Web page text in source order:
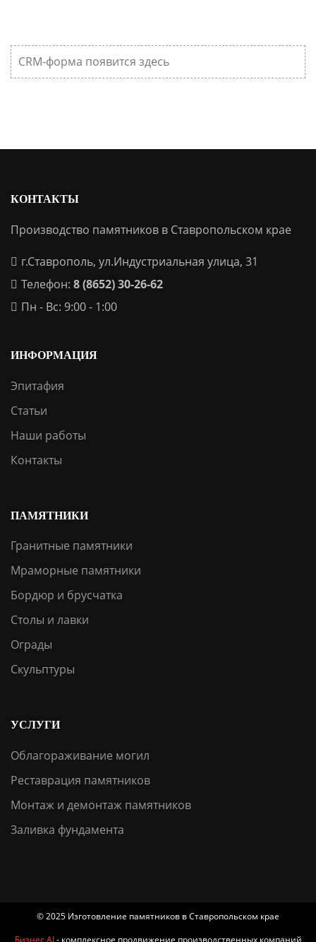
CRM-форма появится здесь
КОНТАКТЫ
Производство памятников в Ставропольском крае
г.Ставрополь, ул.Индустриальная улица, 31
Телефон: 8 (8652) 30-26-62
Пн - Вс: 9:00 - 1:00
ИНФОРМАЦИЯ
Эпитафия
Статьи
Наши работы
Контакты
ПАМЯТНИКИ
Гранитные памятники
Мраморные памятники
Бордюр и брусчатка
Столы и лавки
Ограды
Скульптуры
УСЛУГИ
Облагораживание могил
Реставрация памятников
Монтаж и демонтаж памятников
Заливка фундамента
© 2025 Изготовление памятников в Ставропольском крае